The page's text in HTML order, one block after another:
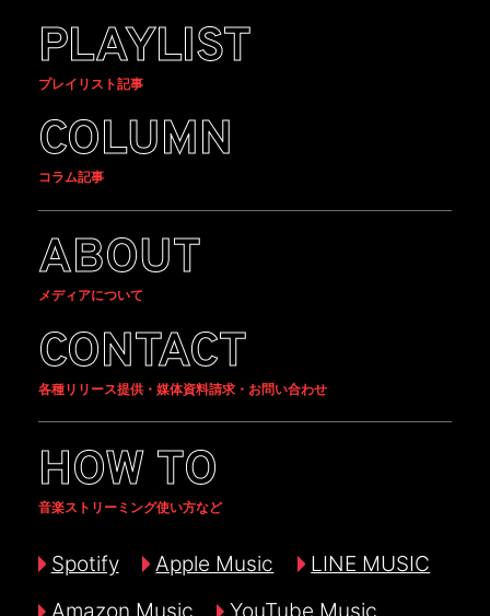
PLAYLIST
プレイリスト記事
COLUMN
コラム記事
ABOUT
メディアについて
CONTACT
各種リリース提供・媒体資料請求・お問い合わせ
HOW TO
音楽ストリーミング使い方など
Spotify Apple Music
LINE MUSIC